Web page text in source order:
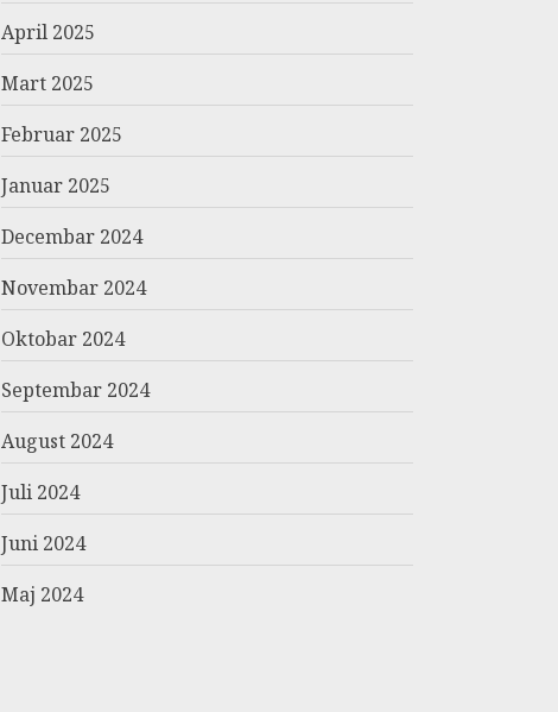
April 2025
Mart 2025
Februar 2025
Januar 2025
Decembar 2024
Novembar 2024
Oktobar 2024
Septembar 2024
August 2024
Juli 2024
Juni 2024
Maj 2024